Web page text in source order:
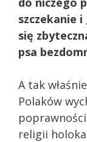
szczekanie
się
psa
A tak
Polaków
religii